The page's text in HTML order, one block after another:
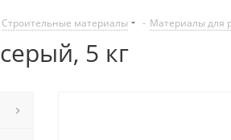
Строительные материалы - Материалы для
5 кг